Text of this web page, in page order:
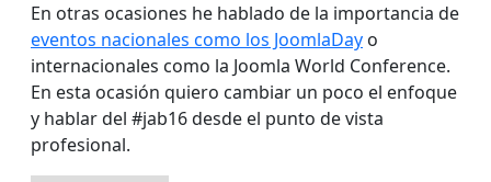
En otras ocasiones he hablado de la importancia de
eventos nacionales como los JoomlaDay o
internacionales como la Joomla World Conference.
En esta ocasión quiero cambiar un poco el enfoque
y hablar del #jab16 desde el punto de vista
profesional.